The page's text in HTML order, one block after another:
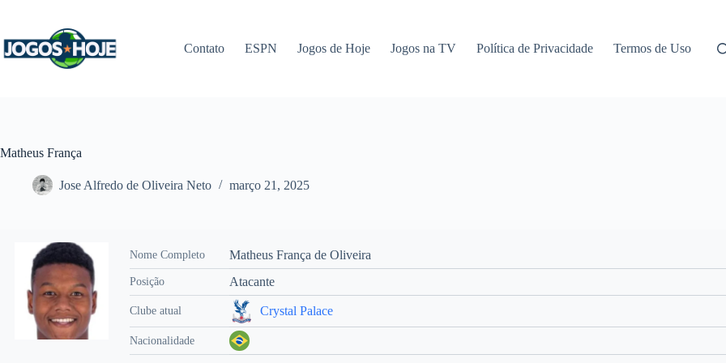
conteúdo
Contato ESPN Jogos de Hoje Jogos na TV Política de Privacidade Termos de Uso
Matheus França
Jose Alfredo de Oliveira Neto março 21, 2025
Nome Completo Matheus França de Oliveira
Posição Atacante
Clube atual Crystal Palace
Nacionalidade